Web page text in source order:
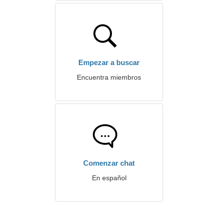
Empezar a buscar
Encuentra miembros
Comenzar chat
En español